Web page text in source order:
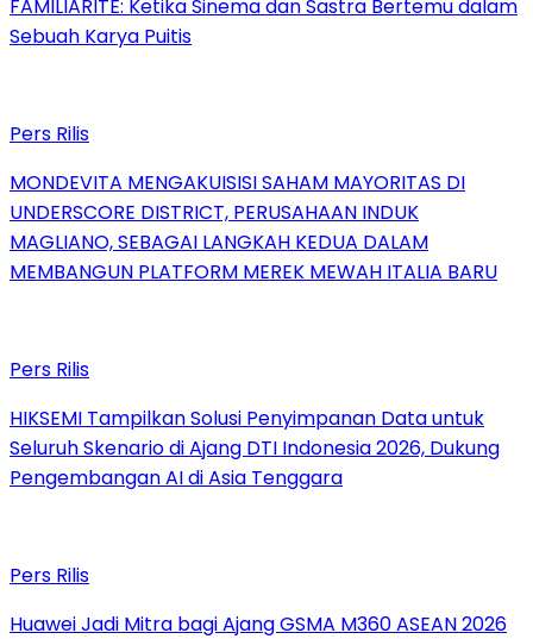
FAMILIARITÉ: Ketika Sinema dan Sastra Bertemu dalam
Sebuah Karya Puitis
Pers Rilis
MONDEVITA MENGAKUISISI SAHAM MAYORITAS DI
UNDERSCORE DISTRICT, PERUSAHAAN INDUK
MAGLIANO, SEBAGAI LANGKAH KEDUA DALAM
MEMBANGUN PLATFORM MEREK MEWAH ITALIA BARU
Pers Rilis
HIKSEMI Tampilkan Solusi Penyimpanan Data untuk
Seluruh Skenario di Ajang DTI Indonesia 2026, Dukung
Pengembangan AI di Asia Tenggara
Pers Rilis
Huawei Jadi Mitra bagi Ajang GSMA M360 ASEAN 2026